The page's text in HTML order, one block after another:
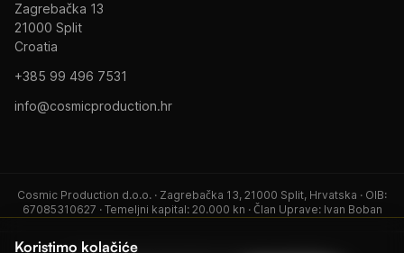
Zagrebačka 13
21000 Split
Croatia
+385 99 496 7531
info@cosmicproduction.hr
Cosmic Production d.o.o. · Zagrebačka 13, 21000 Split, Hrvatska · OIB:
67085310627 · Temeljni kapital: 20.000 kn · Član Uprave: Ivan Boban
Koristimo kolačiće